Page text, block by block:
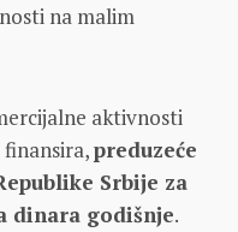
na malim
aktivnosti
finansira,preduzeće
Srbije za
dinara godišnje.